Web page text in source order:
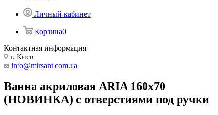
Личный кабинет
Корзина0
Контактная информация
г. Киев
info@mirsant.com.ua
Ванна акриловая ARIA 160х70
(НОВИНКА) с отверстиями под ручки